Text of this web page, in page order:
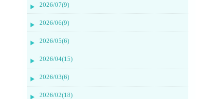
2026/07(9)
2026/06(9)
2026/05(6)
2026/04(15)
2026/03(6)
2026/02(18)